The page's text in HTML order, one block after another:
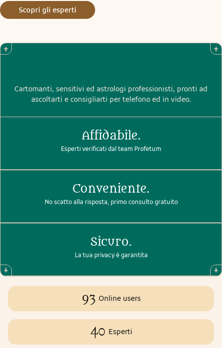
Scopri gli esperti
Cartomanti, sensitivi ed astrologi professionisti, pronti ad
ascoltarti e consigliarti per telefono ed in video.
Affidabile.
Esperti verificati dal team Profetum
Conveniente.
No scatto alla risposta, primo consulto gratuito
Sicuro.
La tua privacy è garantita
93 Online users
40 Esperti